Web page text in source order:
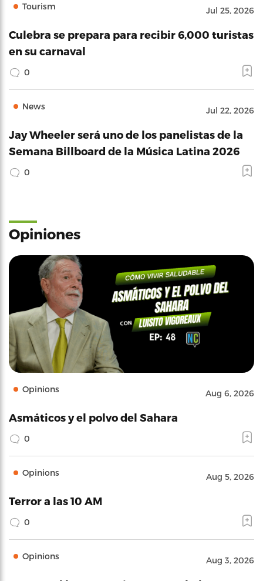
Tourism Jul 25, 2026
Culebra se prepara para recibir 6,000 turistas
en su carnaval
0
News Jul 22, 2026
Jay Wheeler será uno de los panelistas de la
Semana Billboard de la Música Latina 2026
0
Opiniones
Opinions Aug 6, 2026
Asmáticos y el polvo del Sahara
0
Opinions Aug 5, 2026
Terror a las 10 AM
0
Opinions Aug 3, 2026